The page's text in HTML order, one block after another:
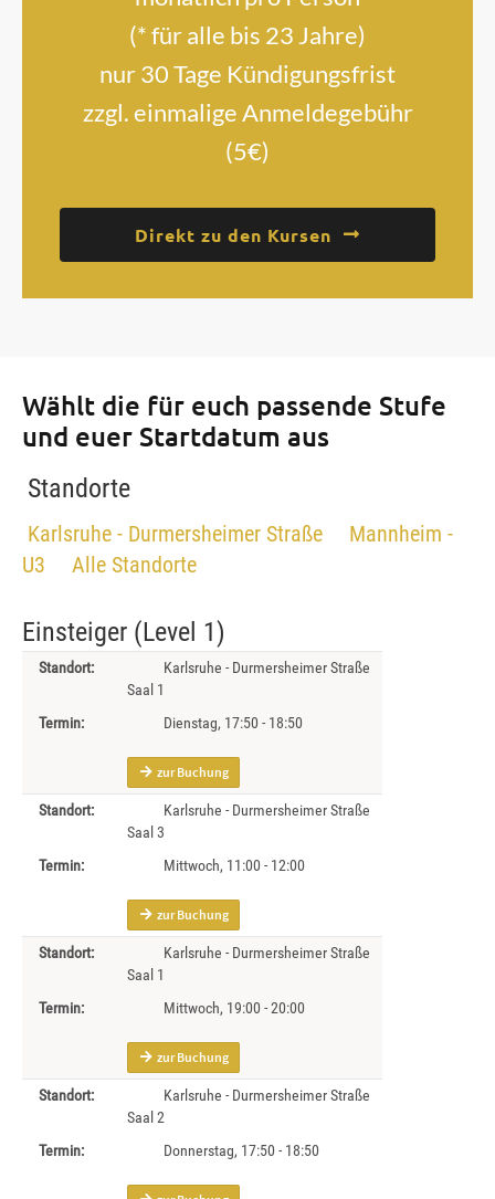
(* für alle bis 23 Jahre)
nur 30 Tage Kündigungsfrist
zzgl. einmalige Anmeldegebühr
(5€)
Direkt zu den Kursen
Wählt die für euch passende Stufe
und euer Startdatum aus